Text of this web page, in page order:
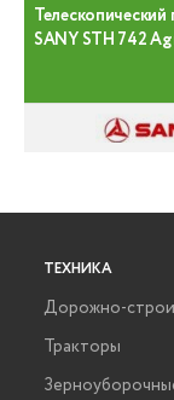
Телескопический
SANY STH 742
ТЕХНИКА
Дорожно-
Тракторы